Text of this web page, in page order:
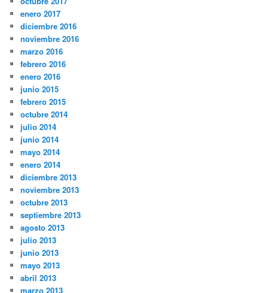
enero 2017
diciembre 2016
noviembre 2016
marzo 2016
febrero 2016
enero 2016
junio 2015
febrero 2015
octubre 2014
julio 2014
junio 2014
mayo 2014
enero 2014
diciembre 2013
noviembre 2013
octubre 2013
septiembre 2013
agosto 2013
julio 2013
junio 2013
mayo 2013
abril 2013
marzo 2013